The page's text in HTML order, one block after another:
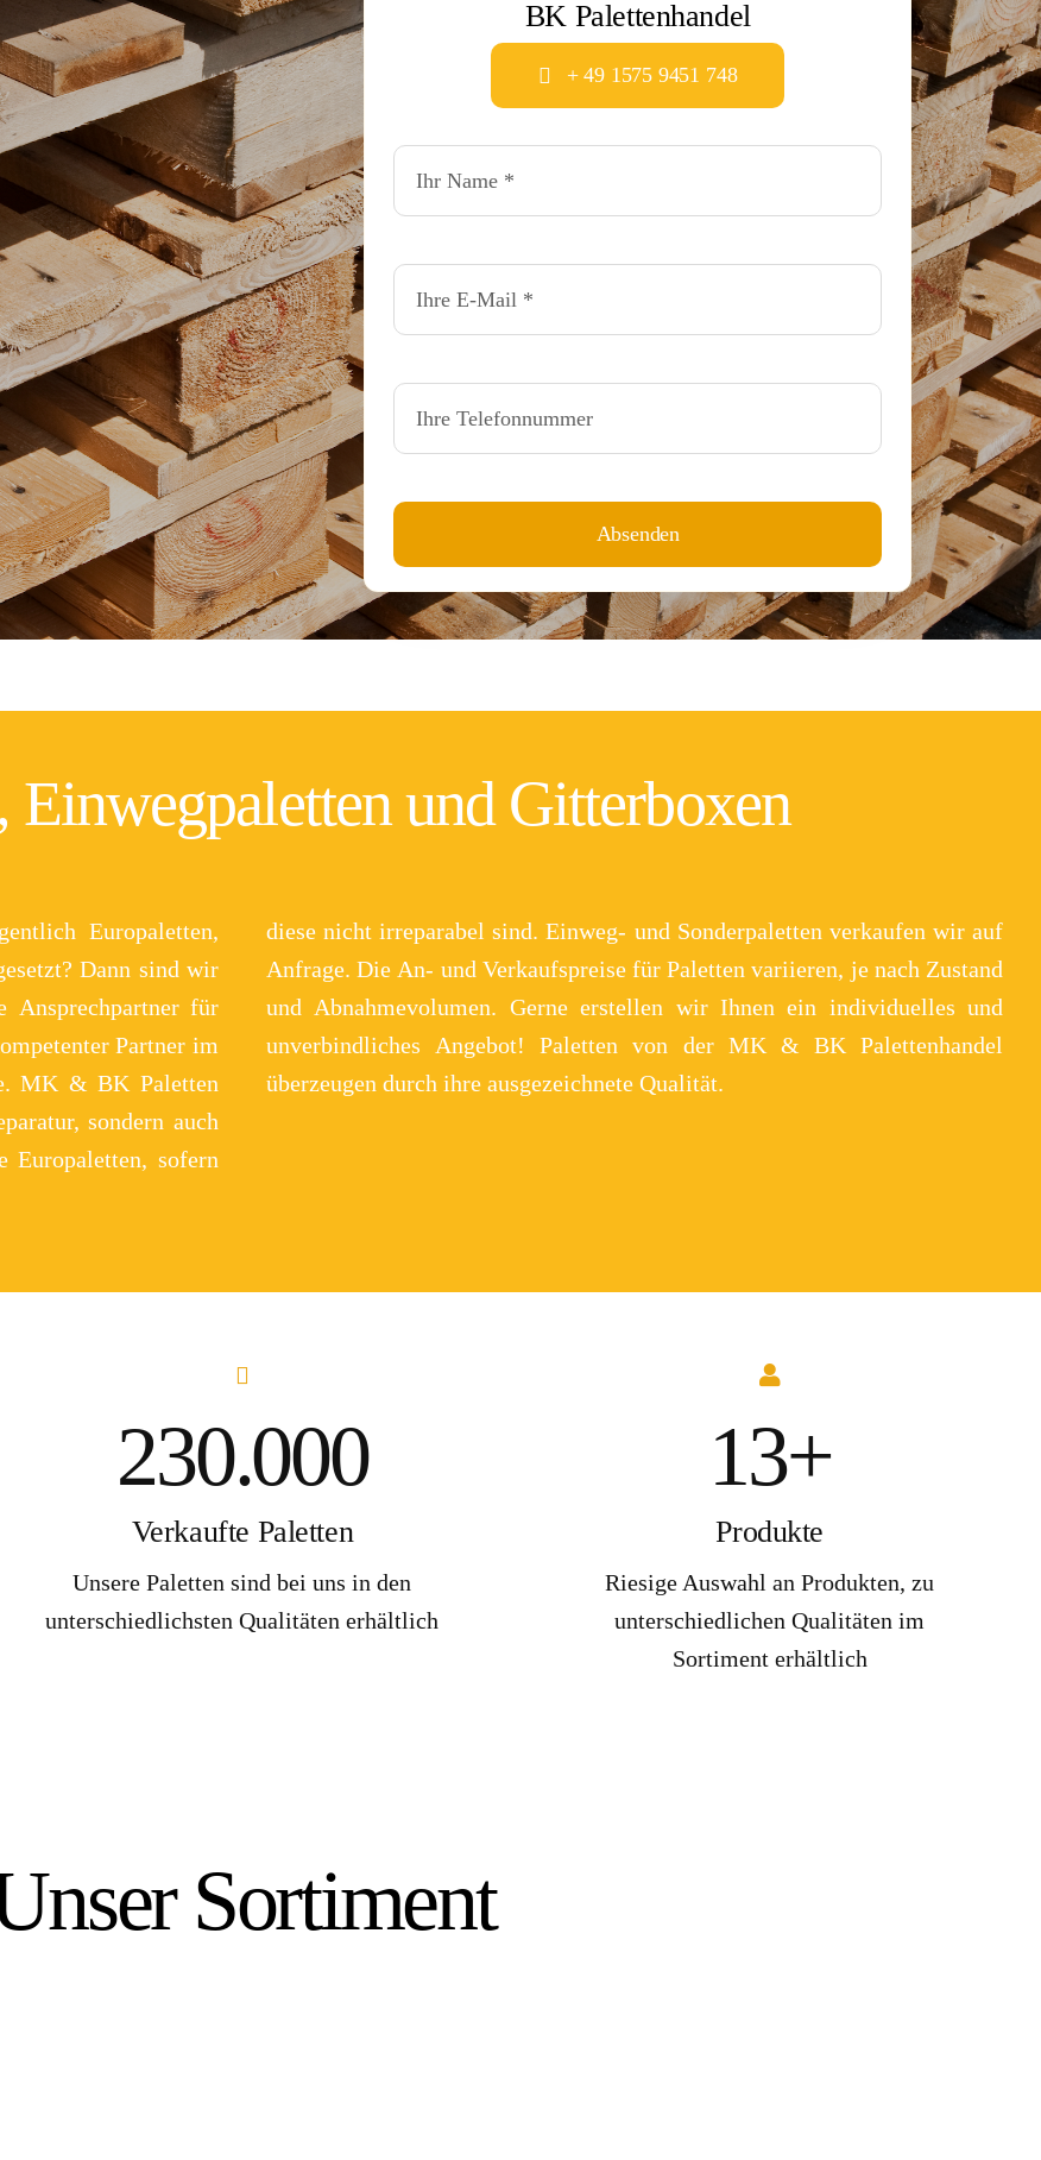
BK Palettenhandel
+ 49 1575 9451 748
Absenden
Einwegpaletten und Gitterboxen
Europaletten,
Dann sind wir
Ansprechpartner für
Partner im
MK & BK Paletten
sondern auch
sofern
verkaufen wir auf
je nach Zustand
individuelles und
BK Palettenhandel
überzeugen durch ihre ausgezeichnete Qualität.
230.000
Verkaufte Paletten
Unsere Paletten sind bei uns in den
unterschiedlichsten Qualitäten erhältlich
13+
Produkte
Riesige Auswahl an Produkten, zu
unterschiedlichen Qualitäten im
Sortiment erhältlich
Sortiment